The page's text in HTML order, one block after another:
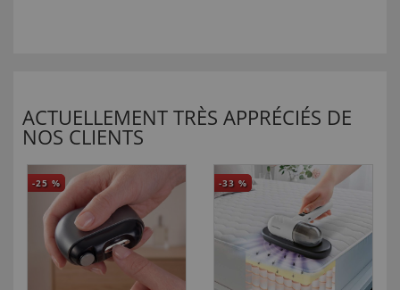
ACTUELLEMENT TRÈS APPRÉCIÉS DE
NOS CLIENTS
-25 % -33 %